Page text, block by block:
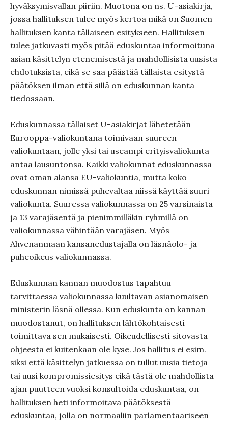
hyväksymisvallan piiriin. Muotona on ns. U-asiakirja,
jossa hallituksen tulee myös kertoa mikä on Suomen
hallituksen kanta tällaiseen esitykseen. Hallituksen
tulee jatkuvasti myös pitää eduskuntaa informoituna
asian käsittelyn etenemisestä ja mahdollisista uusista
ehdotuksista, eikä se saa päästää tällaista esitystä
päätöksen ilman että sillä on eduskunnan kanta
tiedossaan.
Eduskunnassa tällaiset U-asiakirjat lähetetään
Eurooppa-valiokuntana toimivaan suureen
valiokuntaan, jolle yksi tai useampi erityisvaliokunta
antaa lausuntonsa. Kaikki valiokunnat eduskunnassa
ovat oman alansa EU-valiokuntia, mutta koko
eduskunnan nimissä puhevaltaa niissä käyttää suuri
valiokunta. Suuressa valiokunnassa on 25 varsinaista
ja 13 varajäsentä ja pienimmilläkin ryhmillä on
valiokunnassa vähintään varajäsen. Myös
Ahvenanmaan kansanedustajalla on läsnäolo- ja
puheoikeus valiokunnassa.
Eduskunnan kannan muodostus tapahtuu
tarvittaessa valiokunnassa kuultavan asianomaisen
ministerin läsnä ollessa. Kun eduskunta on kannan
muodostanut, on hallituksen lähtökohtaisesti
toimittava sen mukaisesti. Oikeudellisesti sitovasta
ohjeesta ei kuitenkaan ole kyse. Jos hallitus ei esim.
siksi että käsittelyn jatkuessa on tullut uusia tietoja
tai uusi kompromissiesitys eikä tästä ole mahdollista
ajan puutteen vuoksi konsultoida eduskuntaa, on
hallituksen heti informoitava päätöksestä
eduskuntaa, jolla on normaaliin parlamentaariseen